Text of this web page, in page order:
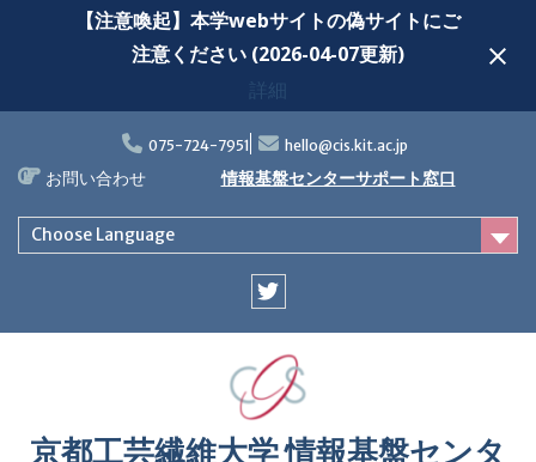
【注意喚起】本学webサイトの偽サイトにご
注意ください (2026-04-07更新)
詳細
content
075-724-7951 hello@cis.kit.ac.jp
お問い合わせ 情報基盤センターサポート窓口
Choose Language
京都工芸繊維大学 情報基盤センタ